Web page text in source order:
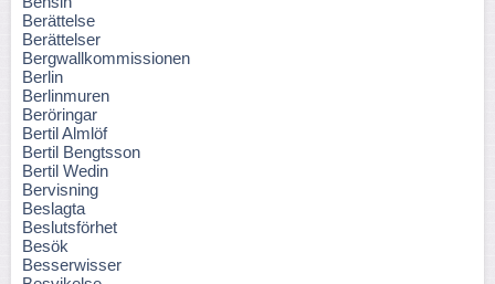
Berättelse
Berättelser
Bergwallkommissionen
Berlin
Berlinmuren
Beröringar
Bertil Almlöf
Bertil Bengtsson
Bertil Wedin
Bervisning
Beslagta
Beslutsförhet
Besök
Besserwisser